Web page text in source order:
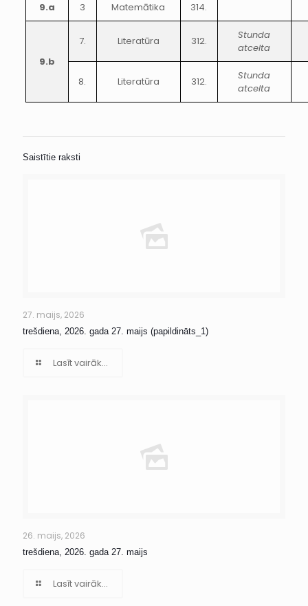
9.a 3 Matemātika 314.
9.b
7. Literatūra 312.
Stunda
atcelta
8. Literatūra 312.
Stunda
atcelta
Saistītie raksti
27. maijs, 2026
trešdiena, 2026. gada 27. maijs (papildināts_1)
Lasīt vairāk...
26. maijs, 2026
trešdiena, 2026. gada 27. maijs
Lasīt vairāk...